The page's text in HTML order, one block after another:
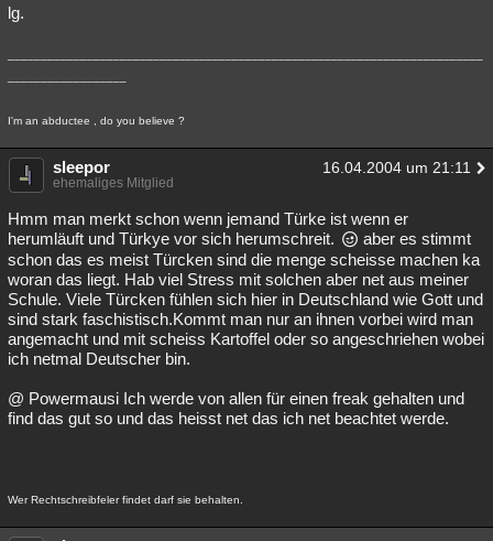
lg.
I'm an abductee , do you believe ?
sleepor 16.04.2004 um 21:11
ehemaliges Mitglied
Hmm man merkt schon wenn jemand Türke ist wenn er
herumläuft und Türkye vor sich herumschreit.
aber es stimmt
schon das es meist Türcken sind die menge scheisse machen ka
woran das liegt. Hab viel Stress mit solchen aber net aus meiner
Schule. Viele Türcken fühlen sich hier in Deutschland wie Gott und
sind stark faschistisch.Kommt man nur an ihnen vorbei wird man
angemacht und mit scheiss Kartoffel oder so angeschriehen wobei
ich netmal Deutscher bin.
@ Powermausi Ich werde von allen für einen freak gehalten und
find das gut so und das heisst net das ich net beachtet werde.
Wer Rechtschreibfeler findet darf sie behalten.